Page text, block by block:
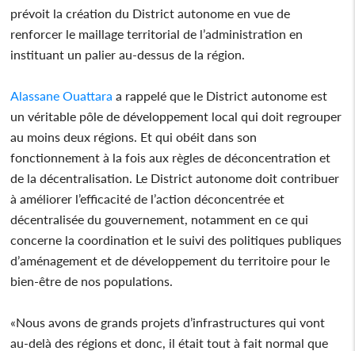
prévoit la création du District autonome en vue de
renforcer le maillage territorial de l’administration en
instituant un palier au-dessus de la région.
Alassane Ouattara a rappelé que le District autonome est
un véritable pôle de développement local qui doit regrouper
au moins deux régions. Et qui obéit dans son
fonctionnement à la fois aux règles de déconcentration et
de la décentralisation. Le District autonome doit contribuer
à améliorer l’efficacité de l’action déconcentrée et
décentralisée du gouvernement, notamment en ce qui
concerne la coordination et le suivi des politiques publiques
d’aménagement et de développement du territoire pour le
bien-être de nos populations.
«Nous avons de grands projets d’infrastructures qui vont
au-delà des régions et donc, il était tout à fait normal que